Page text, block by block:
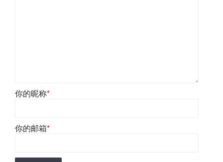
你的昵称*
你的邮箱*